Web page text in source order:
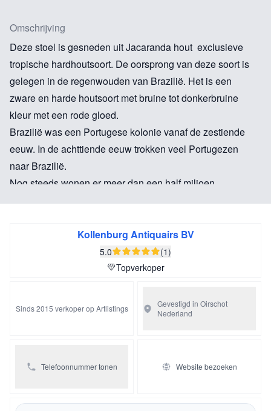
Omschrijving
Deze stoel is gesneden uit Jacaranda hout exclusieve
tropische hardhoutsoort. De oorsprong van deze soort is
gelegen in de regenwouden van Brazilië. Het is een
zware en harde houtsoort met bruine tot donkerbruine
kleur met een rode gloed.
Brazilië was een Portugese kolonie vanaf de zestiende
eeuw. In de achttiende eeuw trokken veel Portugezen
naar Brazilië.
Nog steeds wonen er meer dan een half miljoen
Portugese meubelen uit de achttiende eeuw hebben
sterke Franse of Engelse invloeden. Deze stoel heeft
duidelijk een koloniale invloed daarbij en is
Kollenburg Antiquairs BV
5.0
(1)
Topverkoper
Sinds 2015 verkoper op Artlistings
Gevestigd in Oirschot
Nederland
Telefoonnummer tonen Website bezoeken